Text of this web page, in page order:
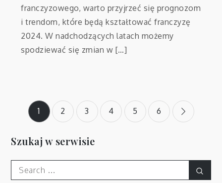
franczyzowego, warto przyjrzeć się prognozom
i trendom, które będą kształtować franczyzę
2024. W nadchodzących latach możemy
spodziewać się zmian w […]
Stronicowanie
wpisów
1 2 3 4 5 6
Szukaj w serwisie
Search
for: